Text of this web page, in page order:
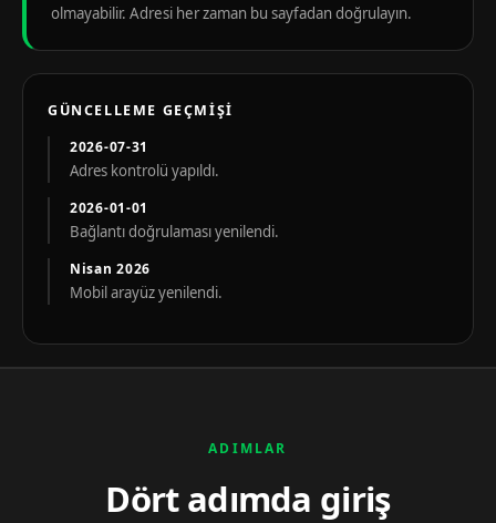
olmayabilir. Adresi her zaman bu sayfadan doğrulayın.
GÜNCELLEME GEÇMIŞI
2026-07-31
Adres kontrolü yapıldı.
2026-01-01
Bağlantı doğrulaması yenilendi.
Nisan 2026
Mobil arayüz yenilendi.
ADIMLAR
Dört adımda giriş